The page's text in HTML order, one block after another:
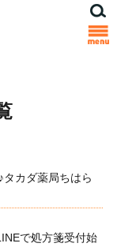
カダ薬局ちはら
で処方箋受付始